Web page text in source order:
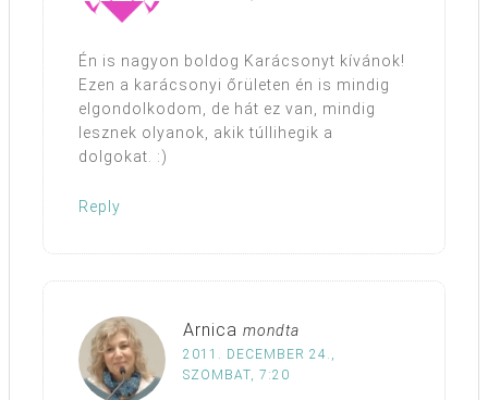
Én is nagyon boldog Karácsonyt kívánok!
Ezen a karácsonyi őrületen én is mindig
elgondolkodom, de hát ez van, mindig
lesznek olyanok, akik túllihegik a
dolgokat. :)
Reply
Arnica mondta
2011. DECEMBER 24.,
SZOMBAT, 7:20